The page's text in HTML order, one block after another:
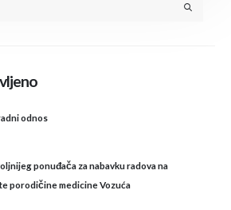
odnos
ponuđača za nabavku radova na
porodičine medicine Vozuća